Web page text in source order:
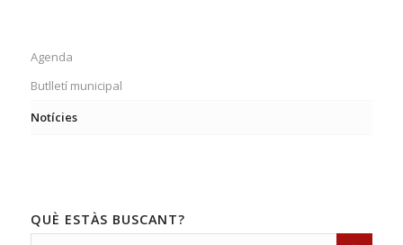
Agenda
Butlletí municipal
Notícies
QUÈ ESTÀS BUSCANT?